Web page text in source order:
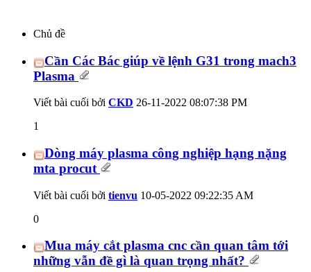
Chủ đề
Cần Các Bác giúp về lệnh G31 trong mach3
Plasma
Viết bài cuối bởi CKD 26-11-2022 08:07:38 PM
1
Dòng máy plasma công nghiệp hạng nặng
mta procut
Viết bài cuối bởi tienvu 10-05-2022 09:22:35 AM
0
Mua máy cắt plasma cnc cần quan tâm tới
những vẫn đề gì là quan trọng nhất?